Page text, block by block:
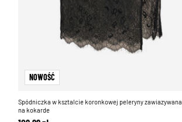
NOWOŚĆ
Spódniczka w ksztalcie koronkowej peleryny zawiazywana
na kokarde